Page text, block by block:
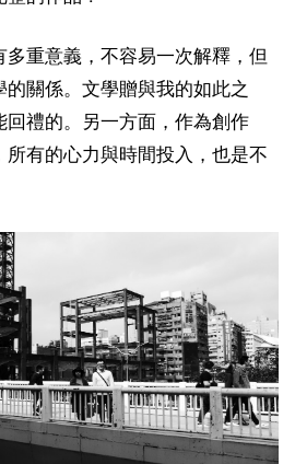
重意義，不容易一次解釋，但
關係。文學贈與我的如此之
回禮的。另一方面，作為創作
有的心力與時間投入，也是不